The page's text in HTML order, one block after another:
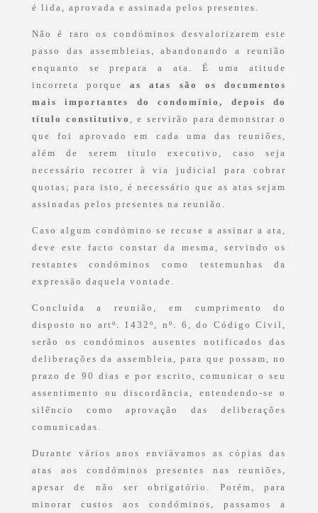
é lida, aprovada e assinada pelos presentes.
Não é raro os condóminos desvalorizarem este
passo das assembleias, abandonando a reunião
enquanto se prepara a ata. É uma atitude
incorreta porqueas atas são os documentos
mais importantes do condomínio, depois do
título constitutivo , e servirão para demonstrar o
que foi aprovado em cada uma das reuniões,
além de serem título executivo, caso seja
necessário recorrer à via judicial para cobrar
quotas; para isto, é necessário que as atas sejam
assinadas pelos presentes na reunião.
Caso algum condómino se recuse a assinar a ata,
deve este facto constar da mesma, servindo os
restantes condóminos como testemunhas da
expressão daquela vontade.
Concluída a reunião, em cumprimento do
disposto no artº. 1432º, nº. 6, do Código Civil,
serão os condóminos ausentes notificados das
deliberações da assembleia, para que possam, no
prazo de 90 dias e por escrito, comunicar o seu
assentimento ou discordância, entendendo-se o
silêncio como aprovação das deliberações
comunicadas.
Durante vários anos enviávamos as cópias das
atas aos condóminos presentes nas reuniões,
apesar de não ser obrigatório. Porém, para
minorar custos aos condóminos, passamos a